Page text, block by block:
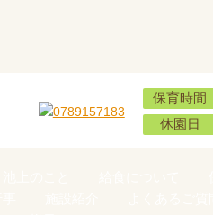
保育時間
休園日